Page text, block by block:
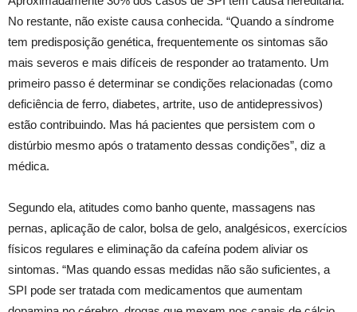
No restante, não existe causa conhecida. “Quando a síndrome
tem predisposição genética, frequentemente os sintomas são
mais severos e mais difíceis de responder ao tratamento. Um
primeiro passo é determinar se condições relacionadas (como
deficiência de ferro, diabetes, artrite, uso de antidepressivos)
estão contribuindo. Mas há pacientes que persistem com o
distúrbio mesmo após o tratamento dessas condições”, diz a
médica.
Segundo ela, atitudes como banho quente, massagens nas
pernas, aplicação de calor, bolsa de gelo, analgésicos, exercícios
físicos regulares e eliminação da cafeína podem aliviar os
sintomas. “Mas quando essas medidas não são suficientes, a
SPI pode ser tratada com medicamentos que aumentam